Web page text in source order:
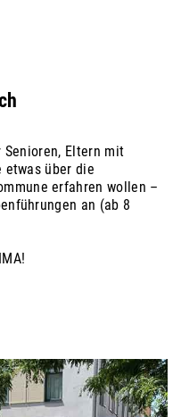
Eltern mit
etwas über die
erfahren wollen –
an (ab 8